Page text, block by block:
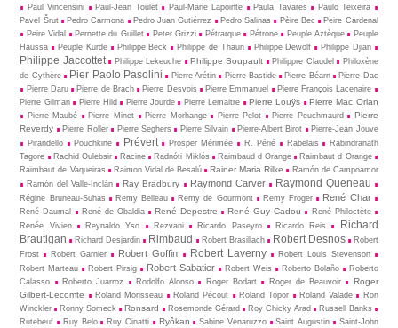
Paul Vincensini
Paul-Jean Toulet Paul-Marie Lapointe Paula Tavares
Paulo Teixeira
Pavel Šrut
Pedro Carmona Pedro Juan Gutiérrez Pedro Salinas Pèire Bec
Peire Cardenal
Peire Vidal
Pernette du Guillet Peter Grizzi Pétrarque Pétrone Peuple Aztèque
Peuple
Haussa
Peuple Kurde Philippe Beck Philippe de Thaun Philippe Dewolf Philippe Djian
Philippe Jaccottet Philippe Lekeuche Philippe Soupault Philippre Claudel
Philoxène
de Cythère
Pier Paolo Pasolini Pierre Arétin Pierre Bastide Pierre Béarn
Pierre Dac
Pierre Daru
Pierre de Brach Pierre Desvois Pierre Emmanuel
Pierre François Lacenaire
Pierre Gilman
Pierre Hild Pierre Jourde Pierre Lemaitre Pierre Louÿs Pierre Mac Orlan
Pierre Maubé Pierre Minet Pierre Morhange Pierre Pelot Pierre Peuchmaurd
Pierre
Reverdy
Pierre Roller Pierre Seghers Pierre Silvain Pierre-Albert Birot
Pierre-Jean Jouve
Pirandello
Pouchkine Prévert Prosper Mérimée R. Périé Rabelais
Rabindranath
Tagore
Rachid Oulebsir Racine Radnóti Miklós Raimbaud d Orange
Raimbaut d Orange
Raimbaut de Vaqueiras
Raimon Vidal de Besalú Rainer Maria Rilke
Ramón de Campoamor
Ramón del Valle-Inclán
Ray Bradbury Raymond Carver Raymond Queneau
Régine Bruneau-Suhas Remy Belleau Remy de Gourmont Remy Froger René Char
René Daumal René de Obaldia René Depestre René Guy Cadou
René Philoctète
Renée Vivien
Reynaldo Yso Rezvani Ricardo Paseyro Ricardo Reis
Richard
Brautigan
Richard Desjardin Rimbaud Robert Brasillach Robert Desnos
Robert
Frost
Robert Garnier Robert Goffin Robert Laverny
Robert Louis Stevenson
Robert Marteau
Robert Pirsig Robert Sabatier Robert Weis Roberto Bolaño
Roberto
Calasso
Roberto Juarroz Rodolfo Alonso Roger Bodart Roger de Beauvoir
Roger
Gilbert-Lecomte
Roland Morisseau Roland Pécout Roland Topor Roland Valade
Ron
Winckler
Ronny Someck Ronsard Rosemonde Gérard Roy Chicky Arad
Russell Banks
Rutebeuf
Ruy Belo Ruy Cinatti Ryôkan Sabine Venaruzzo Saint Augustin
Saint-John